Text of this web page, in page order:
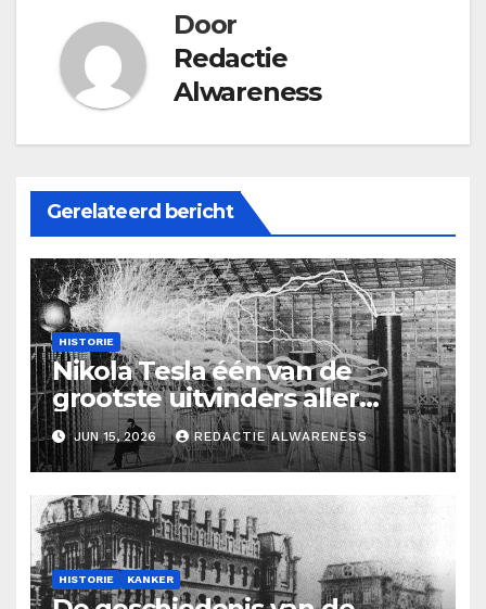
Door
Redactie
Alwareness
Gerelateerd bericht
HISTORIE
Nikola Tesla één van de
grootste uitvinders aller
tijden.
JUN 15, 2026 REDACTIE ALWARENESS
HISTORIE KANKER